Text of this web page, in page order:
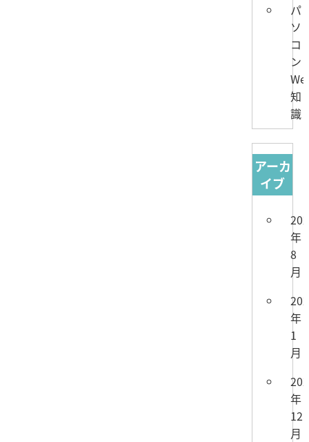
パ
ソ
コ
ン
知
識
アーカ
イブ
年
8
月
年
1
月
年
12
月